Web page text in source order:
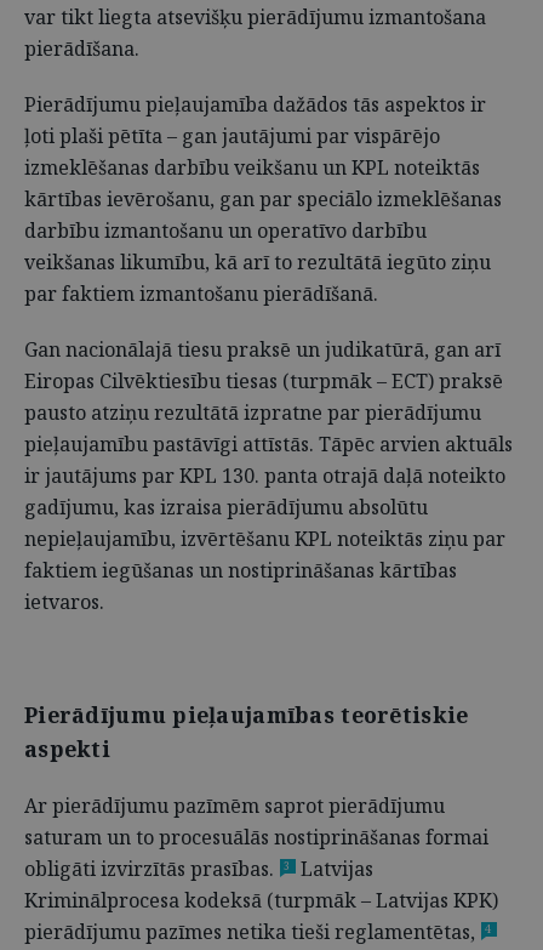
var tikt liegta atsevišķu pierādījumu izmantošana
pierādīšana.
Pierādījumu pieļaujamība dažādos tās aspektos ir
ļoti plaši pētīta – gan jautājumi par vispārējo
izmeklēšanas darbību veikšanu un KPL noteiktās
kārtības ievērošanu, gan par speciālo izmeklēšanas
darbību izmantošanu un operatīvo darbību
veikšanas likumību, kā arī to rezultātā iegūto ziņu
par faktiem izmantošanu pierādīšanā.
Gan nacionālajā tiesu praksē un judikatūrā, gan arī
Eiropas Cilvēktiesību tiesas (turpmāk – ECT) praksē
pausto atziņu rezultātā izpratne par pierādījumu
pieļaujamību pastāvīgi attīstās. Tāpēc arvien aktuāls
ir jautājums par KPL 130. panta otrajā daļā noteikto
gadījumu, kas izraisa pierādījumu absolūtu
nepieļaujamību, izvērtēšanu KPL noteiktās ziņu par
faktiem iegūšanas un nostiprināšanas kārtības
ietvaros.
Pierādījumu pieļaujamības teorētiskie
aspekti
Ar pierādījumu pazīmēm saprot pierādījumu
saturam un to procesuālās nostiprināšanas formai
obligāti izvirzītās prasības.
3
Latvijas
Kriminālprocesa kodeksā (turpmāk – Latvijas KPK)
pierādījumu pazīmes netika tieši reglamentētas,
4